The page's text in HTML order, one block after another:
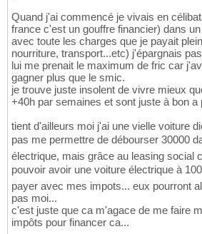
Quand j'ai commencé je vivais en
france c'est un gouffre financier) dans
avec toute les charges que je payait
nourriture, transport...etc) j'épargnais
lui me prenait le maximum de fric car
gagner plus que le smic.
je trouve juste insolent de vivre mieux
+40h par semaines et sont juste à bon a
tient d'ailleurs moi j'ai une vielle voiture
pas me permettre de débourser 30000
électrique, mais grâce au leasing social
pouvoir avoir une voiture électrique à
payer avec mes impots... eux pourront
pas moi...
c'est juste que ca m'agace de me faire
impôts pour financer ca...